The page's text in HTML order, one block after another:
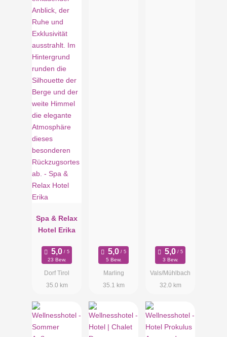
wurden miteinander kombiniert und schaffen ein natürliches
und einladendes Ambiente. Vom Balkon aus haben Sie einen
fantastischen Blick auf das Tal, den Ritten und das Rittner
Horn. Das Highlight ist die Infrarotkabine im Badezimmer.
Auch das zweite Schlafzimmer verfügt über ein eigenes Bad
mit Dusche und WC. In dieser Wohneinheit finden Sie
außerdem ein Telefon, einen Flachbildfernseher, einen Safe,
eine Minibar, WLAN sowie Bademäntel, Slippers und ein
Courtesy-Set für die Dauer des Aufenthalts.
Luxury Spa Suite
Die Luxury Spa Suite ist eine mit wohlriechendem Fichtenholz
Spa & Relax
Hotel Erika
23 Bew.
Dorf Tirol
35.0 km
5 Bew.
Marling
35.1 km
3 Bew.
Vals/Mühlbach
32.0 km